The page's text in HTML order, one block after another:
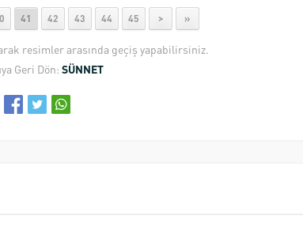
41 42 43 44 45 > »
resimler arasında geçiş yapabilirsiniz.
Geri Dön: SÜNNET